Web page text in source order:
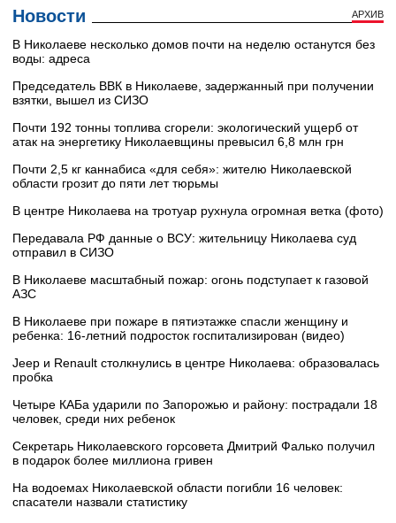
Новости АРХИВ
В Николаеве несколько домов почти на неделю останутся без
воды: адреса
Председатель ВВК в Николаеве, задержанный при получении
взятки, вышел из СИЗО
Почти 192 тонны топлива сгорели: экологический ущерб от
атак на энергетику Николаевщины превысил 6,8 млн грн
Почти 2,5 кг каннабиса «для себя»: жителю Николаевской
области грозит до пяти лет тюрьмы
В центре Николаева на тротуар рухнула огромная ветка (фото)
Передавала РФ данные о ВСУ: жительницу Николаева суд
отправил в СИЗО
В Николаеве масштабный пожар: огонь подступает к газовой
АЗС
В Николаеве при пожаре в пятиэтажке спасли женщину и
ребенка: 16-летний подросток госпитализирован (видео)
Jeep и Renault столкнулись в центре Николаева: образовалась
пробка
Четыре КАБа ударили по Запорожью и району: пострадали 18
человек, среди них ребенок
Секретарь Николаевского горсовета Дмитрий Фалько получил
в подарок более миллиона гривен
На водоемах Николаевской области погибли 16 человек:
спасатели назвали статистику